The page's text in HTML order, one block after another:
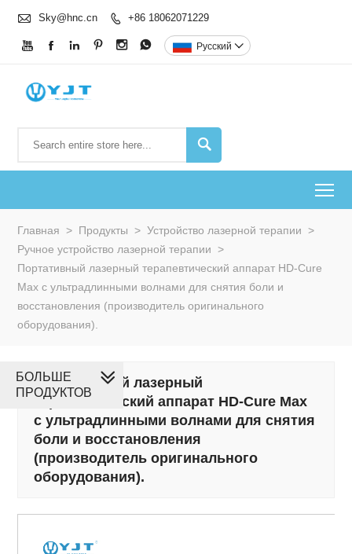
 Sky@hnc.cn  +86 18062071229
      Pусский 

Главная > Продукты > Устройство лазерной терапии >
Ручное устройство лазерной терапии >
Портативный лазерный терапевтический аппарат HD-Cure
Max с ультрадлинными волнами для снятия боли и
восстановления (производитель оригинального
оборудования).
Портативный лазерный
терапевтический аппарат HD-Cure Max
с ультрадлинными волнами для снятия
боли и восстановления
(производитель оригинального
оборудования).
БОЛЬШЕ
ПРОДУКТОВ